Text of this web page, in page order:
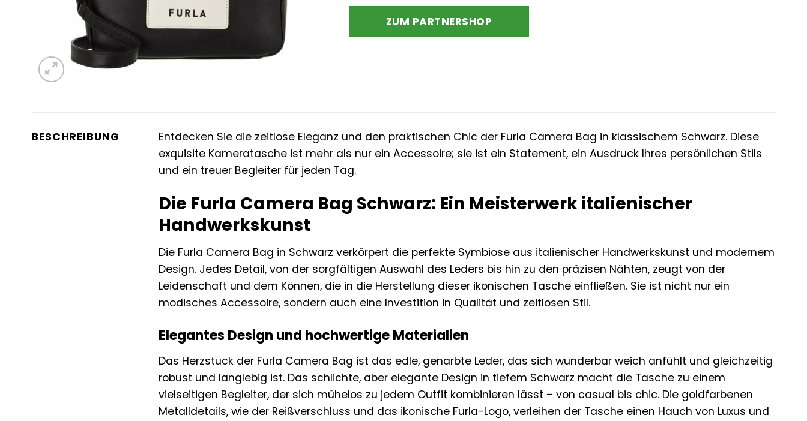
ZUM PARTNERSHOP
BESCHREIBUNG
Entdecken Sie die zeitlose Eleganz und den praktischen Chic der Furla Camera Bag in klassischem Schwarz. Diese
exquisite Kameratasche ist mehr als nur ein Accessoire; sie ist ein Statement, ein Ausdruck Ihres persönlichen Stils
und ein treuer Begleiter für jeden Tag.
Die Furla Camera Bag Schwarz: Ein Meisterwerk italienischer
Handwerkskunst
Die Furla Camera Bag in Schwarz verkörpert die perfekte Symbiose aus italienischer Handwerkskunst und modernem
Design. Jedes Detail, von der sorgfältigen Auswahl des Leders bis hin zu den präzisen Nähten, zeugt von der
Leidenschaft und dem Können, die in die Herstellung dieser ikonischen Tasche einfließen. Sie ist nicht nur ein
modisches Accessoire, sondern auch eine Investition in Qualität und zeitlosen Stil.
Elegantes Design und hochwertige Materialien
Das Herzstück der Furla Camera Bag ist das edle, genarbte Leder, das sich wunderbar weich anfühlt und gleichzeitig
robust und langlebig ist. Das schlichte, aber elegante Design in tiefem Schwarz macht die Tasche zu einem
vielseitigen Begleiter, der sich mühelos zu jedem Outfit kombinieren lässt – von casual bis chic. Die goldfarbenen
Metalldetails, wie der Reißverschluss und das ikonische Furla-Logo, verleihen der Tasche einen Hauch von Luxus und